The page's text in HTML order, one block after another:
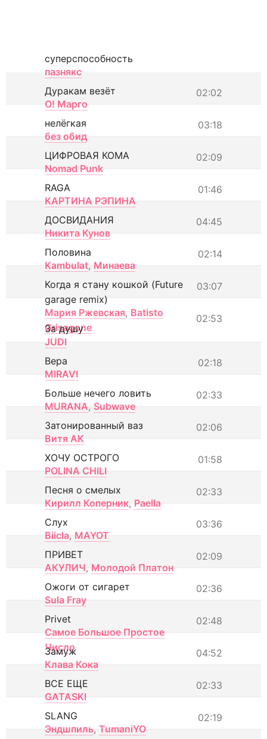
суперспособность
пазнякс
02:02
Дуракам везёт
О! Марго
03:18
нелёгкая
без обид
02:09
ЦИФРОВАЯ КОМА
Nomad Punk
01:46
RAGA
КАРТИНА РЭПИНА
04:45
ДОСВИДАНИЯ
Никита Кунов
02:14
Половина
Kambulat, Минаева
03:07
Когда я стану кошкой (Future
garage remix)
Мария Ржевская, Batisto
Grisagone
02:53
За душу
JUDI
02:18
Вера
MIRAVI
02:33
Больше нечего ловить
MURANA, Subwave
02:06
Затонированный ваз
Витя АК
01:58
ХОЧУ ОСТРОГО
POLINA CHILI
02:33
Песня о смелых
Кирилл Коперник, Paella
03:36
Слух
Biicla, MAYOT
02:09
ПРИВЕТ
АКУЛИЧ, Молодой Платон
02:36
Ожоги от сигарет
Sula Fray
02:48
Privet
Самое Большое Простое
Число
04:52
Замуж
Клава Кока
02:33
ВСЕ ЕЩЕ
GATASKI
02:19
SLANG
Эндшпиль, TumaniYO